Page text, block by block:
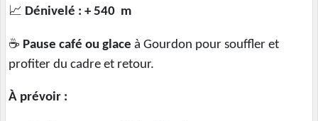
📈 Dénivelé : + 540 m
☕ Pause café ou glace à Gourdon pour souffler et
profiter du cadre et retour.
À prévoir :